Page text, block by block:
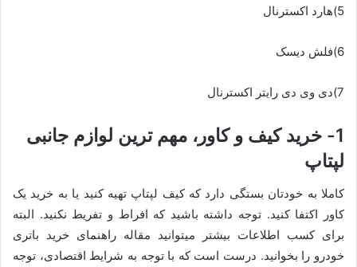
5)هارد اکسترنال
6)فلش دیسک
7)دی وی دی رایتر اکسترنال
1- خرید کیف و کاور، مهم ترین لوازم جانبی
لپتاپ
کاملا به خودتان بستگی دارد که کیف لپتاپ تهیه کنید یا به خرید یک
کاور اکتفا کنید. توجه داشته باشید که افراط و تفریط نکنید. البته
برای کسب اطلاعات بیشتر میتوانید مقاله راهنمای خرید باتری
خودرو را بخوانید. درست است که با توجه به شرایط اقتصادی، توجه